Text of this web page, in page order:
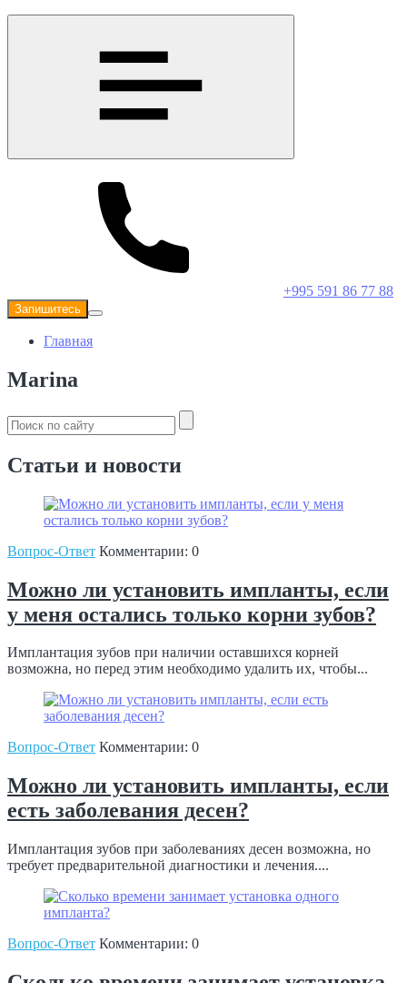
+995 591 86 77 88
Запишитесь
Главная
Marina
Статьи и новости
Вопрос-Ответ Комментарии: 0
Можно ли установить импланты, если
у меня остались только корни зубов?
Имплантация зубов при наличии оставшихся корней
возможна, но перед этим необходимо удалить их, чтобы...
Вопрос-Ответ Комментарии: 0
Можно ли установить импланты, если
есть заболевания десен?
Имплантация зубов при заболеваниях десен возможна, но
требует предварительной диагностики и лечения....
Вопрос-Ответ Комментарии: 0